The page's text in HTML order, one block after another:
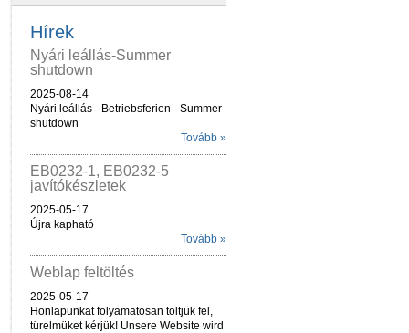
Hírek
Nyári leállás-Summer
shutdown
2025-08-14
Nyári leállás - Betriebsferien - Summer
shutdown
Tovább »
EB0232-1, EB0232-5
javítókészletek
2025-05-17
Újra kapható
Tovább »
Weblap feltöltés
2025-05-17
Honlapunkat folyamatosan töltjük fel,
türelmüket kérjük! Unsere Website wird